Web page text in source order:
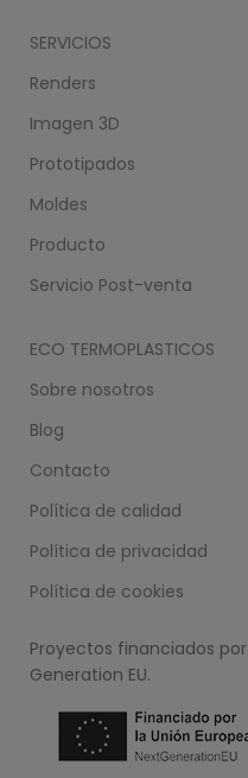
SERVICIOS
Renders
Imagen 3D
Prototipados
Moldes
Producto
Servicio Post-venta
ECO TERMOPLASTICOS
Sobre nosotros
Blog
Contacto
Política de calidad
Política de privacidad
Política de cookies
Proyectos financiados
Generation EU.